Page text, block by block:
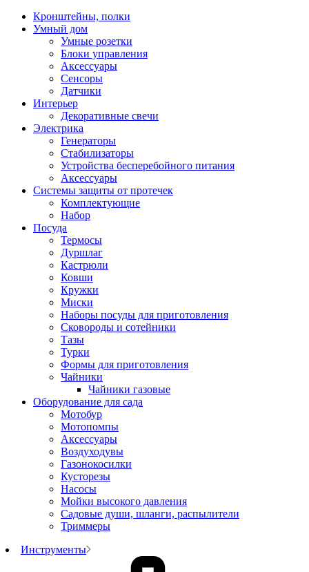
Кронштейны, полки
Умный дом
Умные розетки
Блоки управления
Аксессуары
Сенсоры
Датчики
Интерьер
Декоративные свечи
Электрика
Генераторы
Стабилизаторы
Устройства бесперебойного питания
Аксессуары
Системы защиты от протечек
Комплектующие
Набор
Посуда
Термосы
Дуршлаг
Кастрюли
Ковши
Кружки
Миски
Наборы посуды для приготовления
Сковороды и сотейники
Тазы
Турки
Формы для приготовления
Чайники
Чайники газовые
Оборудование для сада
Мотобур
Мотопомпы
Аксессуары
Воздуходувы
Газонокосилки
Кусторезы
Насосы
Мойки высокого давления
Садовые души, шланги, распылители
Триммеры
Инструменты